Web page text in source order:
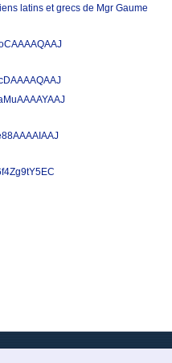
latins et grecs de Mgr Gaume